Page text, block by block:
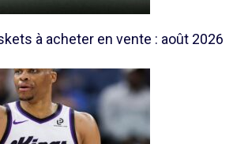
à acheter en vente : août 2026